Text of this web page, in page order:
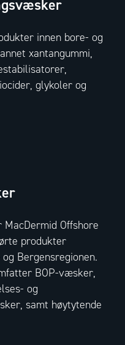
innen bore- og
xantangummi,
glykoler og
MacDermid Offshore
produkter
Bergensregionen.
BOP-væsker,
og
samt høytytende